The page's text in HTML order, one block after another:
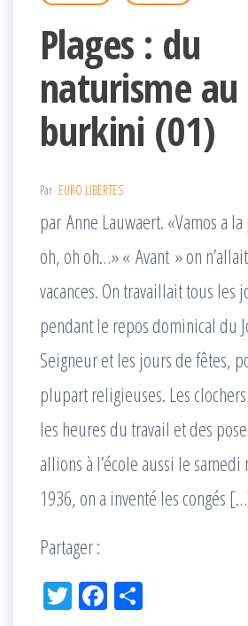
Plages : du
naturisme au
burkini (01)
Par EURO LIBERTES
par Anne Lauwaert. «Vamos a
oh, oh oh…» « Avant » on
vacances. On travaillait tous les
pendant le repos dominical du
Seigneur et les jours de fêtes,
plupart religieuses. Les
les heures du travail et des
allions à l’école aussi le samedi
1936, on a inventé les congés
Partager :
Tw Fac